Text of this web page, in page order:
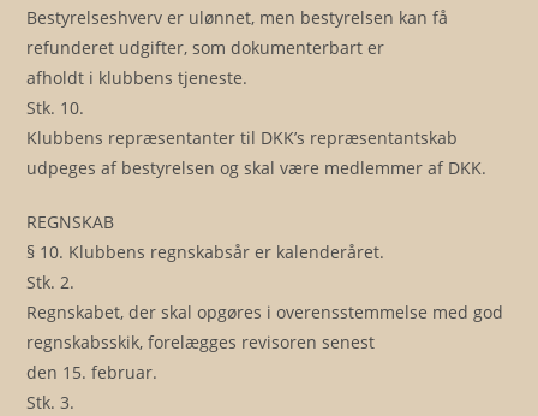
Bestyrelseshverv er ulønnet, men bestyrelsen kan få
refunderet udgifter, som dokumenterbart er
afholdt i klubbens tjeneste.
Stk. 10.
Klubbens repræsentanter til DKK’s repræsentantskab
udpeges af bestyrelsen og skal være medlemmer af DKK.
REGNSKAB
§ 10. Klubbens regnskabsår er kalenderåret.
Stk. 2.
Regnskabet, der skal opgøres i overensstemmelse med god
regnskabsskik, forelægges revisoren senest
den 15. februar.
Stk. 3.